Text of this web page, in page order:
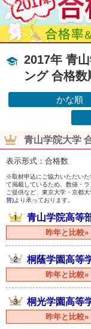
2017年 青
ング 合格数
かな順
青山学院大学
表示形式：合格数
※取材申込にご協力いただいた
て掲載しているため、数値・
ご提供など、東京大学・京都
替)より承っております。
青山学院高等
昨年と比較»
桐蔭学園高等
昨年と比較»
桐光学園高等
昨年と比較»